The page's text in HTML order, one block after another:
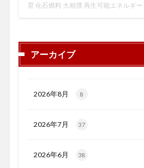
育 化石燃料 大相撲 再生可能エネルギー
アーカイブ
2026年8月 8
2026年7月 37
2026年6月 38